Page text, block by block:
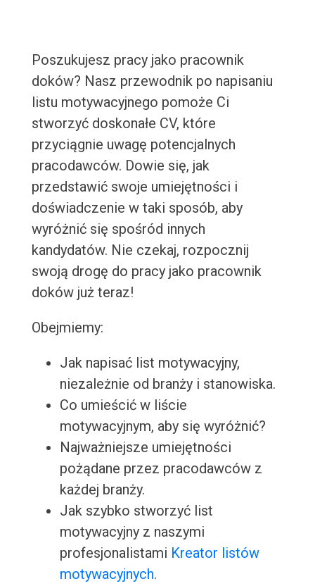
Poszukujesz pracy jako pracownik
doków? Nasz przewodnik po napisaniu
listu motywacyjnego pomoże Ci
stworzyć doskonałe CV, które
przyciągnie uwagę potencjalnych
pracodawców. Dowie się, jak
przedstawić swoje umiejętności i
doświadczenie w taki sposób, aby
wyróżnić się spośród innych
kandydatów. Nie czekaj, rozpocznij
swoją drogę do pracy jako pracownik
doków już teraz!
Obejmiemy:
Jak napisać list motywacyjny,
niezależnie od branży i stanowiska.
Co umieścić w liście
motywacyjnym, aby się wyróżnić?
Najważniejsze umiejętności
pożądane przez pracodawców z
każdej branży.
Jak szybko stworzyć list
motywacyjny z naszymi
profesjonalistami Kreator listów
motywacyjnych.